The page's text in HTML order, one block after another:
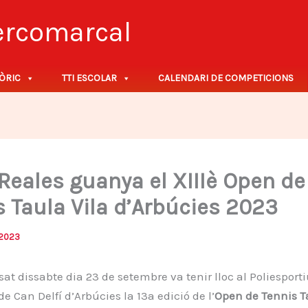
TTI ESCOLAR CALENDARI DE COMPETICIONS
guanya el XIIIè Open de
Taula Vila d’Arbúcies 2023
dissabte dia 23 de setembre va tenir lloc al
Can Delfí d’Arbúcies la 13a edició de l’Open de Tennis